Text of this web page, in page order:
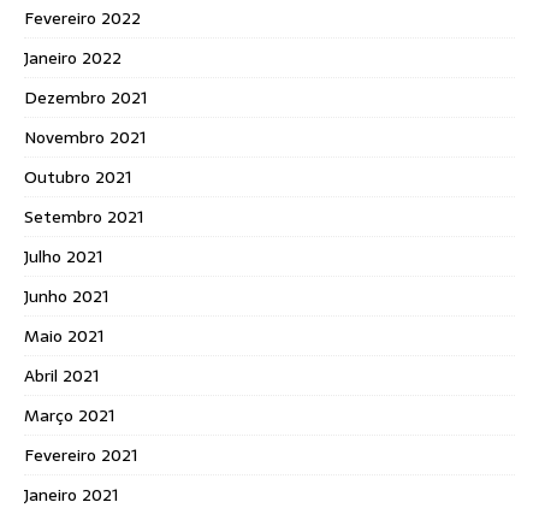
Fevereiro 2022
Janeiro 2022
Dezembro 2021
Novembro 2021
Outubro 2021
Setembro 2021
Julho 2021
Junho 2021
Maio 2021
Abril 2021
Março 2021
Fevereiro 2021
Janeiro 2021